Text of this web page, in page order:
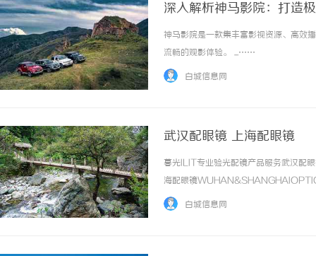
深入解析神马影院：打造
神马影院是一款集丰富影视资源、高效
流畅的观影体验。 ...……
白城信息网
武汉配眼镜 上海配眼镜
暮光ILIT专业验光配镜产品服务武汉配
海配眼镜
品牌，现于武汉与上海设有4家门店。
白城信息网